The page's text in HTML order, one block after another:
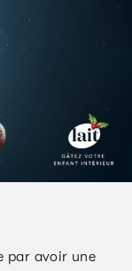
par avoir une